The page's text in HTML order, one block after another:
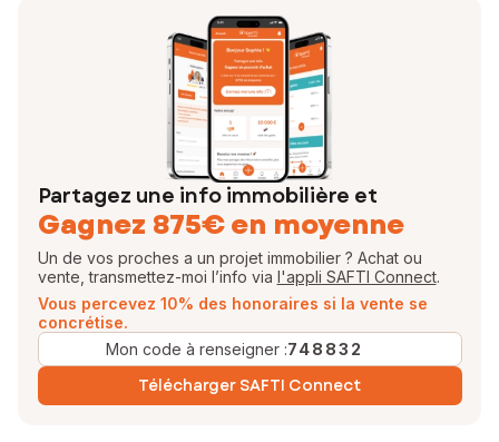
Partagez une info immobilière et
Gagnez 875€ en moyenne
Un de vos proches a un projet immobilier ? Achat ou
vente, transmettez-moi l’info via l'appli SAFTI Connect.
Vous percevez 10% des honoraires si la vente se
concrétise.
Mon code à renseigner :748832
Télécharger SAFTI Connect